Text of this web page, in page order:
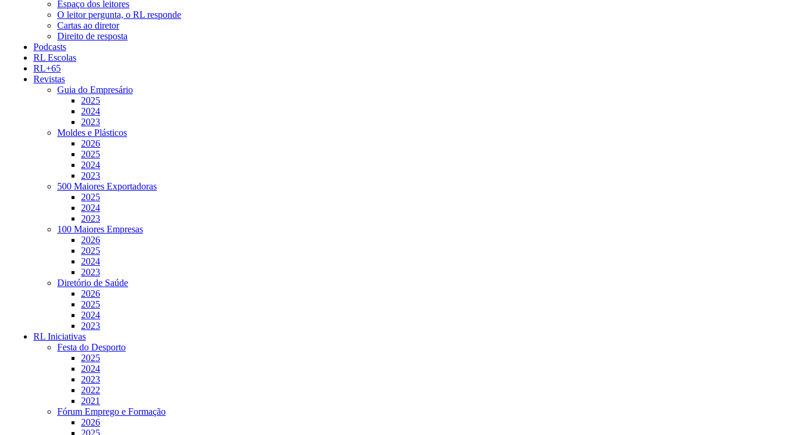
Espaço dos leitores
O leitor pergunta, o RL responde
Cartas ao diretor
Direito de resposta
Podcasts
RL Escolas
RL+65
Revistas
Guia do Empresário
2025
2024
2023
Moldes e Plásticos
2026
2025
2024
2023
500 Maiores Exportadoras
2025
2024
2023
100 Maiores Empresas
2026
2025
2024
2023
Diretório de Saúde
2026
2025
2024
2023
RL Iniciativas
Festa do Desporto
2025
2024
2023
2022
2021
Fórum Emprego e Formação
2026
2025